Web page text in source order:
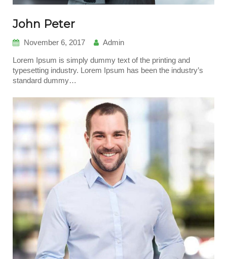
John Peter
November 6, 2017 Admin
Lorem Ipsum is simply dummy text of the printing and
typesetting industry. Lorem Ipsum has been the industry’s
standard dummy…